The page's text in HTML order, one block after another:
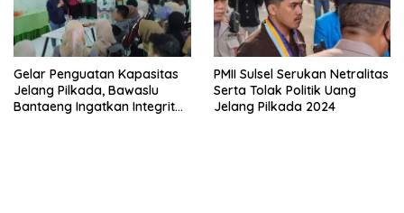
Gelar Penguatan Kapasitas
Jelang Pilkada, Bawaslu
Bantaeng Ingatkan Integritas
PMII Sulsel Serukan Netralitas
Serta Tolak Politik Uang
Jelang Pilkada 2024